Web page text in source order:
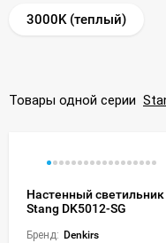
3000K (теплый)
Товары одной серии
Настенный светильник
Stang DK5012-SG
Бренд: Denkirs